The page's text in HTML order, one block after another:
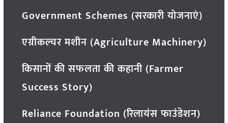
Government Schemes (सरकारी योजनाएं)
एग्रीकल्चर मशीन (Agriculture Machinery)
किसानों की सफलता की कहानी (Farmer
Success Story)
Reliance Foundation (रिलायंस फाउंडेशन)